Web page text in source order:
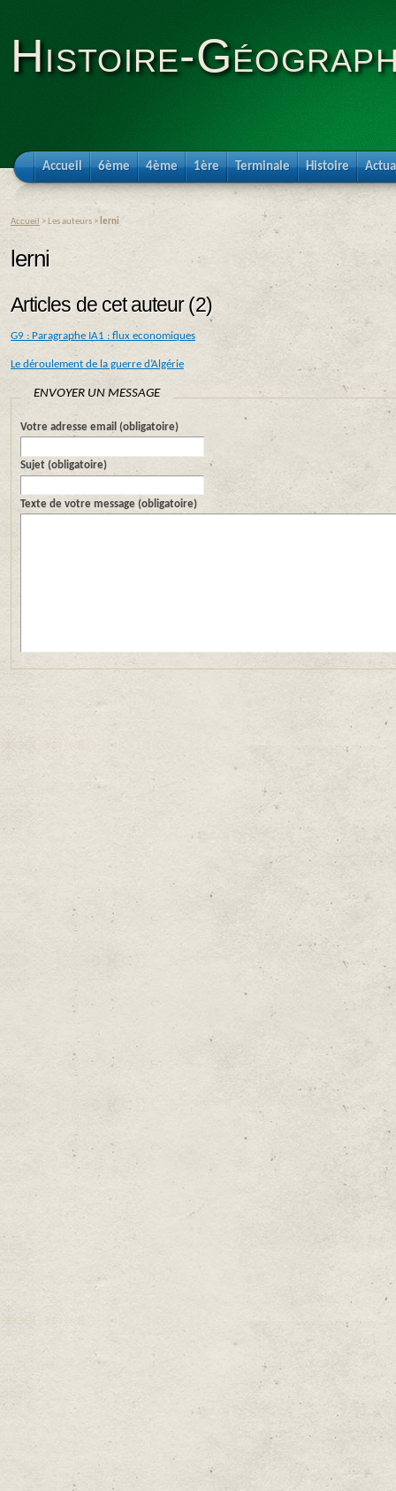
Histoire-
Accueil 6ème 4ème 1ère Terminale Histoire
Accueil > Les auteurs > lerni
lerni
Articles de cet auteur (2)
G9 : Paragraphe IA1 : flux economiques
Le déroulement de la guerre d’Algérie
ENVOYER UN MESSAGE
Votre adresse email (obligatoire)
Sujet (obligatoire)
Texte de votre message (obligatoire)